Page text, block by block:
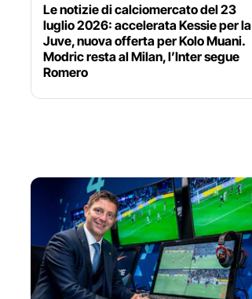
Le notizie di calciomercato del 23
luglio 2026: accelerata Kessie per la
Juve, nuova offerta per Kolo Muani.
Modric resta al Milan, l’Inter segue
Romero